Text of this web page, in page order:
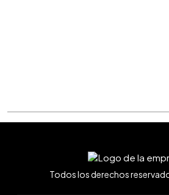
Todos los derechos